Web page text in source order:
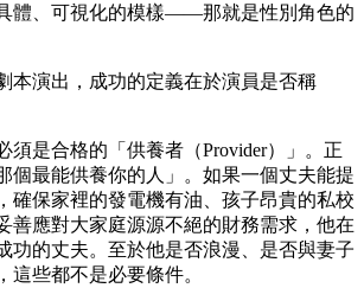
體、可視化的模樣——那就是性別角色的
本演出，成功的定義在於演員是否稱
須是合格的「供養者（Provider）」。正
個最能供養你的人」。如果一個丈夫能提
確保家裡的發電機有油、孩子昂貴的私校
善應對大家庭源源不絕的財務需求，他在
功的丈夫。至於他是否浪漫、是否與妻子
這些都不是必要條件。